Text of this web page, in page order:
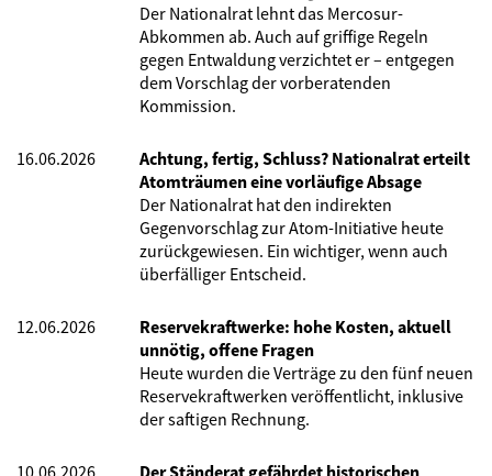
Der Nationalrat lehnt das Mercosur-
Abkommen ab. Auch auf griffige Regeln
gegen Entwaldung verzichtet er – entgegen
dem Vorschlag der vorberatenden
Kommission.
16.06.2026
Achtung, fertig, Schluss? Nationalrat erteilt
Atomträumen eine vorläufige Absage
Der Nationalrat hat den indirekten
Gegenvorschlag zur Atom-Initiative heute
zurückgewiesen. Ein wichtiger, wenn auch
überfälliger Entscheid.
12.06.2026
Reservekraftwerke: hohe Kosten, aktuell
unnötig, offene Fragen
Heute wurden die Verträge zu den fünf neuen
Reservekraftwerken veröffentlicht, inklusive
der saftigen Rechnung.
10.06.2026
Der Ständerat gefährdet historischen